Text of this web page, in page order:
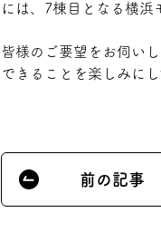
には、7棟目となる横浜
皆様のご要望をお伺い
できることを楽しみにし
前の記事